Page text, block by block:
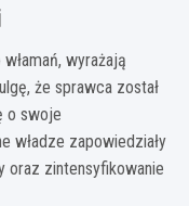
wyrażają
że sprawca został
o swoje
władze zapowiedziały
oraz zintensyfikowanie